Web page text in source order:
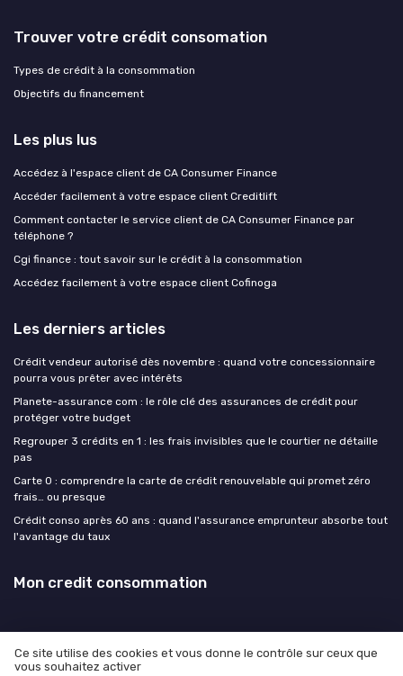
Trouver votre crédit consomation
Types de crédit à la consommation
Objectifs du financement
Les plus lus
Accédez à l'espace client de CA Consumer Finance
Accéder facilement à votre espace client Creditlift
Comment contacter le service client de CA Consumer Finance par
téléphone ?
Cgi finance : tout savoir sur le crédit à la consommation
Accédez facilement à votre espace client Cofinoga
Les derniers articles
Crédit vendeur autorisé dès novembre : quand votre concessionnaire
pourra vous prêter avec intérêts
Planete-assurance com : le rôle clé des assurances de crédit pour
protéger votre budget
Regrouper 3 crédits en 1 : les frais invisibles que le courtier ne détaille
pas
Carte 0 : comprendre la carte de crédit renouvelable qui promet zéro
frais… ou presque
Crédit conso après 60 ans : quand l'assurance emprunteur absorbe tout
l'avantage du taux
Mon credit consommation
Mentions légales
Ce site utilise des cookies et vous donne le contrôle sur ceux que
vous souhaitez activer